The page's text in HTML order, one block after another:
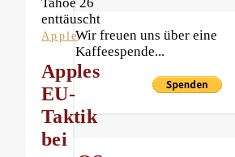
Apple
Apples
EU-
Taktik
bei
Wir freuen uns über eine
Kaffeespende...